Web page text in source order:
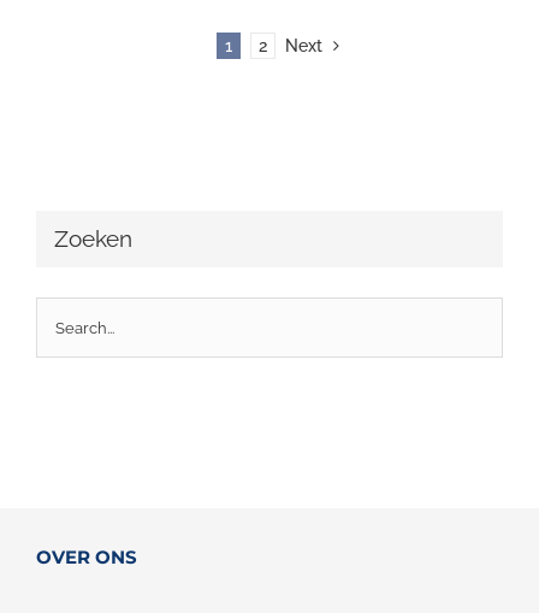
1 2 Next
Zoeken
OVER ONS